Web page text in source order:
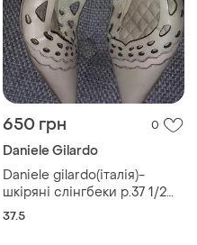
650 грн 0
Daniele Gilardo
Daniele gilardo(італія)-
шкіряні слінгбеки р.37 1/2
-38 (24 см)
37.5